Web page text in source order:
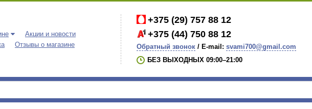
Акции и новости
Отзывы о магазине
+375 (29) 757 88 12
+375 (44) 750 88 12
Обратный звонок/ E-mail: svami700@gmail.com
БЕЗ ВЫХОДНЫХ 09:00–21:00